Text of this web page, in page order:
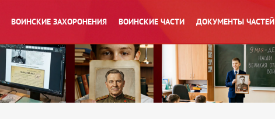
ВОИНСКИЕ ЗАХОРОНЕНИЯ ВОИНСКИЕ ЧАСТИ ДОКУМЕНТЫ ЧАСТЕЙ